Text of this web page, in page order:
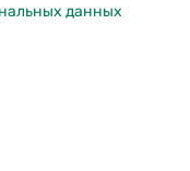
данных